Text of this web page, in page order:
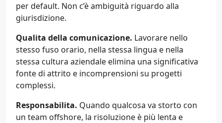
per default. Non c’è ambiguità riguardo alla
giurisdizione.
Qualita della comunicazione. Lavorare nello
stesso fuso orario, nella stessa lingua e nella
stessa cultura aziendale elimina una significativa
fonte di attrito e incomprensioni su progetti
complessi.
Responsabilita. Quando qualcosa va storto con
un team offshore, la risoluzione è più lenta e